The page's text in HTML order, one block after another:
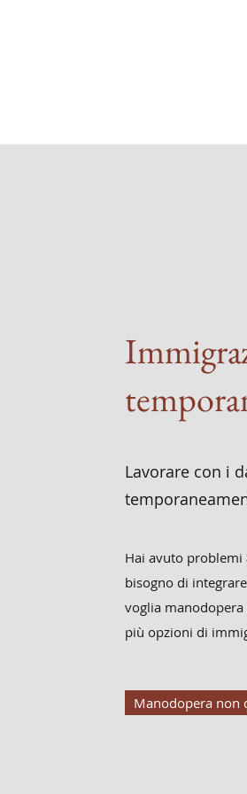
Lavorare con i
Hai avuto problemi
bisogno di
voglia
più opzioni di
Manodopera non